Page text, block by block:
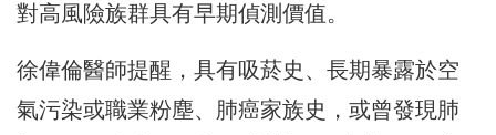
對高風險族群具有早期偵測價值。
徐偉倫醫師提醒，具有吸菸史、長期暴露於空
氣污染或職業粉塵、肺癌家族史，或曾發現肺